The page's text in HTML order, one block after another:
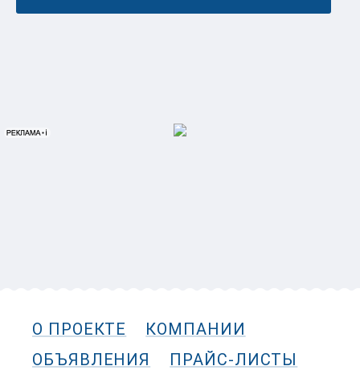
О ПРОЕКТЕ
КОМПАНИИ
ОБЪЯВЛЕНИЯ
ПРАЙС-ЛИСТЫ